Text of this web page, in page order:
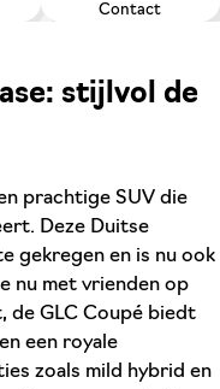
Contact
stijlvol de
prachtige SUV die
Deze Duitse
gekregen en is nu ook
nu met vrienden op
de GLC Coupé biedt
een royale
zoals mild hybrid en